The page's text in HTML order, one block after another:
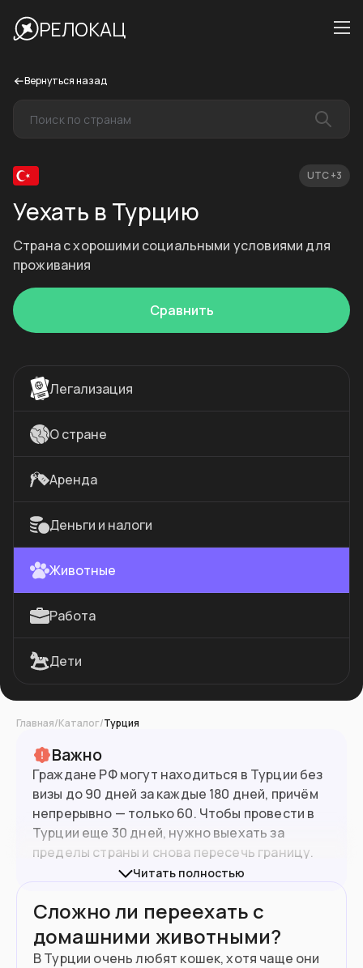
РЕЛОКАЦ
Вернуться назад
UTC +3
Уехать в Турцию
Страна с хорошими социальными условиями для
проживания
Сравнить
Легализация
О стране
Аренда
Деньги и налоги
Животные
Работа
Дети
Главная/Каталог/Турция
Важно
Граждане РФ могут находиться в Турции без
визы до 90 дней за каждые 180 дней, причём
непрерывно — только 60. Чтобы провести в
Турции еще 30 дней, нужно выехать за
пределы страны и снова пересечь границу.
После 90 дней пребывания в Турции85.6 млн
Подойдет вам если
Ищете легализацию по аренде
Читать полностью
Сложно ли переехать с
домашними животными?
В Турции очень любят кошек, хотя чаще они